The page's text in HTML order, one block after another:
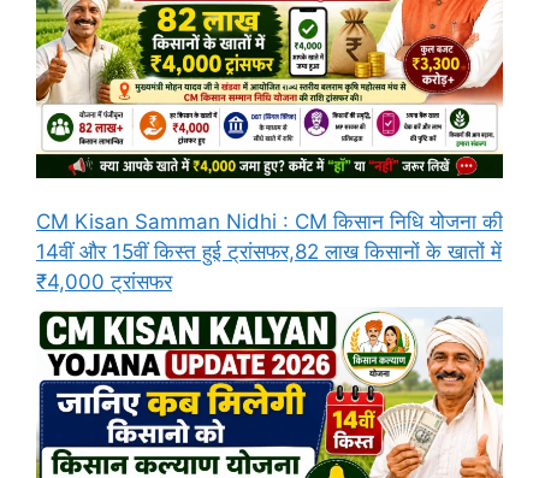
CM Kisan Samman Nidhi : CM किसान निधि योजना की
14वीं और 15वीं किस्त हुई ट्रांसफर,82 लाख किसानों के खातों में
₹4,000 ट्रांसफर